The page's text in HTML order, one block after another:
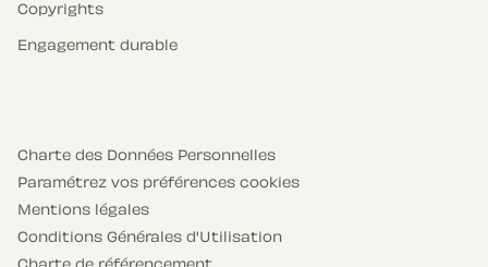
Copyrights
Engagement durable
Charte des Données Personnelles
Paramétrez vos préférences cookies
Mentions légales
Conditions Générales d'Utilisation